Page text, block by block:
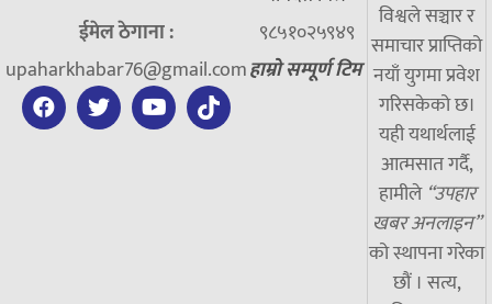
ईमेल ठेगाना :
upaharkhabar76@gmail.com
९८५१०२५९४९
हाम्रो सम्पूर्ण टिम
विश्वले सञ्चार र
समाचार प्राप्तिको
नयाँ युगमा प्रवेश
गरिसकेको छ।
यही यथार्थलाई
आत्मसात गर्दै,
हामीले “उपहार
खबर अनलाइन”
को स्थापना गरेका
छौं । सत्य,